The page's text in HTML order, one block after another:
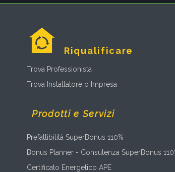
Riqualificare
Trova Professionista
Trova Installatore o Impresa
Prodotti e Servizi
Prefattibilità SuperBonus 110%
Bonus Planner - Consulenza SuperBonus
Certificato Energetico APE